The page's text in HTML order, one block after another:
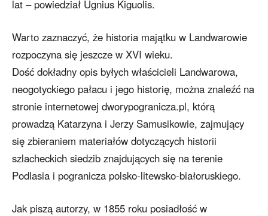
lat – powiedział Ugnius Kiguolis.
Warto zaznaczyć, że historia majątku w Landwarowie
rozpoczyna się jeszcze w XVI wieku.
Dość dokładny opis byłych właścicieli Landwarowa,
neogotyckiego pałacu i jego historię, można znaleźć na
stronie internetowej dworypogranicza.pl, którą
prowadzą Katarzyna i Jerzy Samusikowie, zajmujący
się zbieraniem materiałów dotyczących historii
szlacheckich siedzib znajdujących się na terenie
Podlasia i pogranicza polsko-litewsko-białoruskiego.
Jak piszą autorzy, w 1855 roku posiadłość w